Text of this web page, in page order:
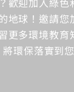
地球！邀請您
更多環境教育
環保落實到